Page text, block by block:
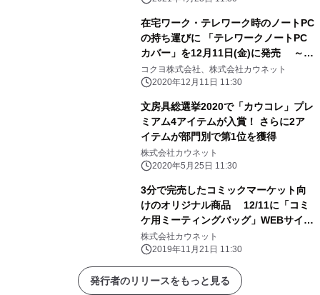
在宅ワーク・テレワーク時のノートPC
の持ち運びに 「テレワークノートPC
カバー」を12月11日(金)に発売 ～持
ち運びから展開までをスムーズに～
コクヨ株式会社、株式会社カウネット
2020年12月11日 11:30
文房具総選挙2020で「カウコレ」プレ
ミアム4アイテムが入賞！ さらに2ア
イテムが部門別で第1位を獲得
株式会社カウネット
2020年5月25日 11:30
3分で完売したコミックマーケット向
けのオリジナル商品 12/11に「コミ
ケ用ミーティングバッグ」WEBサイト
で発売開始！
株式会社カウネット
2019年11月21日 11:30
発行者のリリースをもっと見る